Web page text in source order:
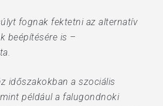
fognak fektetni az alternatív
beépítésére is –
időszakokban a szociális
például a falugondnoki